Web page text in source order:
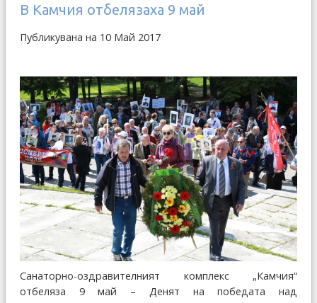
В Камчия отбелязаха 9 май
Публикувана на 10 Май 2017
Санаторно-оздравителният комплекс „Камчия“
отбеляза 9 май – Денят на победата над